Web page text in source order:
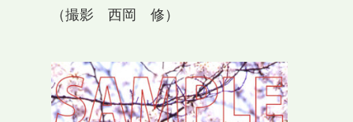
（撮影 西岡 修）